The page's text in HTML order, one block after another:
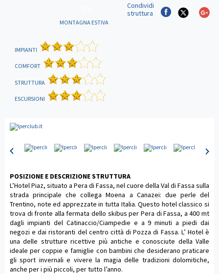
MONTAGNA ESTIVA
Condividi
struttura
IMPIANTI
COMFORT
STRUTTURA
ESCURSIONI
POSIZIONE E DESCRIZIONE STRUTTURA
L’Hotel Piaz, situato a Pera di Fassa, nel cuore della Val di Fassa sulla
strada principale che collega Moena a Canazei: due perle del
Trentino, note ed apprezzate in tutta Italia. Questo hotel classico si
trova di fronte alla fermata dello skibus per Pera di Fassa, a 400 mt
dagli impianti del Catinaccio/Ciampedie e a 9 minuti a piedi dai
negozi e dai ristoranti del centro città di Pozza di Fassa. L’ Hotel è
una delle strutture ricettive più antiche e conosciute della Valle
ideale per coppie e famiglie con bambini che desiderano praticare
gli sport invernali e vivere la magia delle tradizioni dolomitiche,
anche per i più piccoli, per tutto l’anno.